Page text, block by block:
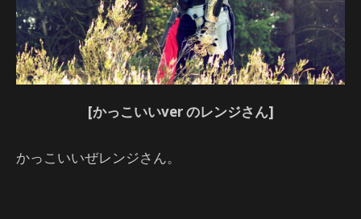
[かっこいいver のレンジさん]
かっこいいぜレンジさん。